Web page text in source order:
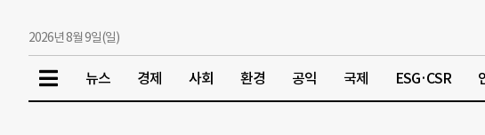
2026년 8월 9일(일)
뉴스 경제 사회 환경 공익 국제 ESG·CSR